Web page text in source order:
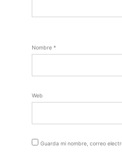
Nombre *
Web
Guarda mi nombre, correo